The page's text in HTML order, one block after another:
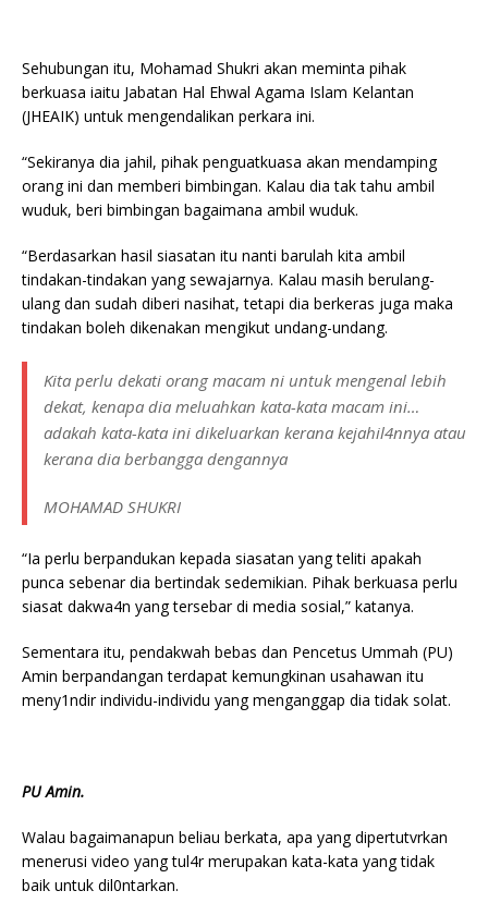
Sehubungan itu, Mohamad Shukri akan meminta pihak
berkuasa iaitu Jabatan Hal Ehwal Agama Islam Kelantan
(JHEAIK) untuk mengendalikan perkara ini.
“Sekiranya dia jahil, pihak penguatkuasa akan mendamping
orang ini dan memberi bimbingan. Kalau dia tak tahu ambil
wuduk, beri bimbingan bagaimana ambil wuduk.
“Berdasarkan hasil siasatan itu nanti barulah kita ambil
tindakan-tindakan yang sewajarnya. Kalau masih berulang-
ulang dan sudah diberi nasihat, tetapi dia berkeras juga maka
tindakan boleh dikenakan mengikut undang-undang.
Kita perlu dekati orang macam ni untuk mengenal lebih
dekat, kenapa dia meluahkan kata-kata macam ini…
adakah kata-kata ini dikeluarkan kerana kejahil4nnya atau
kerana dia berbangga dengannya
MOHAMAD SHUKRI
“Ia perlu berpandukan kepada siasatan yang teliti apakah
punca sebenar dia bertindak sedemikian. Pihak berkuasa perlu
siasat dakwa4n yang tersebar di media sosial,” katanya.
Sementara itu, pendakwah bebas dan Pencetus Ummah (PU)
Amin berpandangan terdapat kemungkinan usahawan itu
meny1ndir individu-individu yang menganggap dia tidak solat.
PU Amin.
Walau bagaimanapun beliau berkata, apa yang dipertutvrkan
menerusi video yang tul4r merupakan kata-kata yang tidak
baik untuk dil0ntarkan.